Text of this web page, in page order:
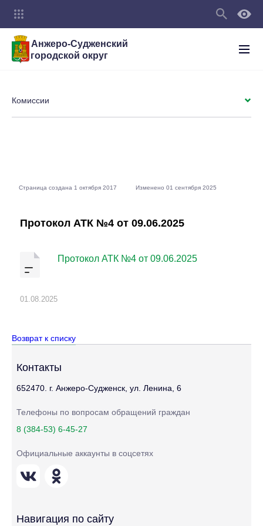
Анжеро-Судженский
городской округ
Протокол АТК №4 от 09.06.2025
Протокол АТК №4 от 09.06.2025
01.08.2025
Возврат к списку
Комиссии
Страница создана 1 октября 2017 Изменено 01 сентября 2025
Контакты
652470. г. Анжеро-Судженск, ул. Ленина, 6
Телефоны по вопросам обращений граждан
8 (384-53) 6-45-27
Официальные аккаунты в соцсетях
Навигация по сайту